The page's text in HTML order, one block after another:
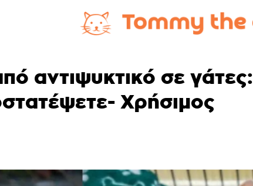
αντιψυκτικό σε γάτες:
Χρήσιμος